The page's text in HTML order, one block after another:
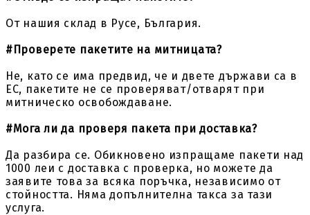
От нашия склад в Русе, България.
#Проверете пакетите на митницата?
Не, като се има предвид, че и двете държави са в
ЕС, пакетите не се проверяват/отварят при
митническо освобождаване.
#Мога ли да проверя пакета при доставка?
Да разбира се. Обикновено изпращаме пакети над
1000 леи с доставка с проверка, но можете да
заявите това за всяка поръчка, независимо от
стойността. Няма допълнителна такса за тази
услуга.